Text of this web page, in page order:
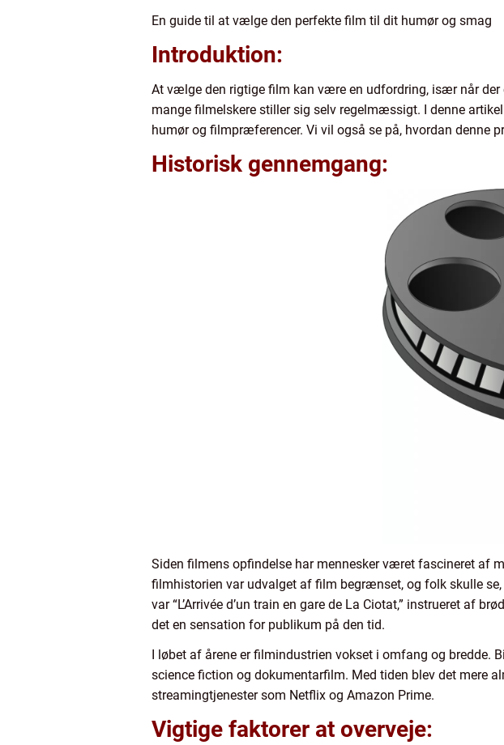
En guide til at vælge den perfekte film til dit humør og smag
Introduktion:
At vælge den rigtige film kan være en udfordring, især når
mange filmelskere stiller sig selv regelmæssigt. I denne
humør og filmpræferencer. Vi vil også se på, hvordan denne
Historisk gennemgang:
Siden filmens opfindelse har mennesker været fascineret af
filmhistorien var udvalget af film begrænset, og folk skulle
var “L’Arrivée d’un train en gare de La Ciotat,” instrueret af
det en sensation for publikum på den tid.
I løbet af årene er filmindustrien vokset i omfang og
science fiction og dokumentarfilm. Med tiden blev det mere
streamingtjenester som Netflix og Amazon Prime.
Vigtige faktorer at overveje: